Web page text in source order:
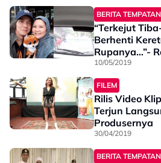
BERITA TEMPATAN
“Terkejut
Berhenti
Rupanya…”-
10/05/2019
FILEM
Rilis Video
Terjun
Produsernya
30/04/2019
BERITA TEMPATAN